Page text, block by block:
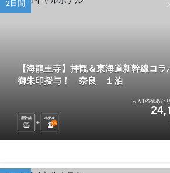
2日間
【海龍王寺】拝観＆東海道新幹線コラ
御朱印授与！ 奈良 １泊
新幹線
ホテル
1 泊
大人1名様あた